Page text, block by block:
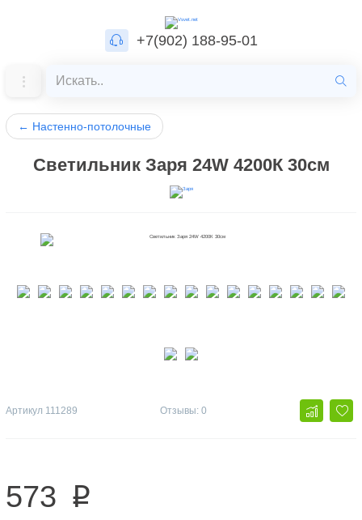
+7(902) 188-95-01
← Настенно-потолочные
Светильник Заря 24W 4200К 30см
Артикул 111289 Отзывы: 0
573 p